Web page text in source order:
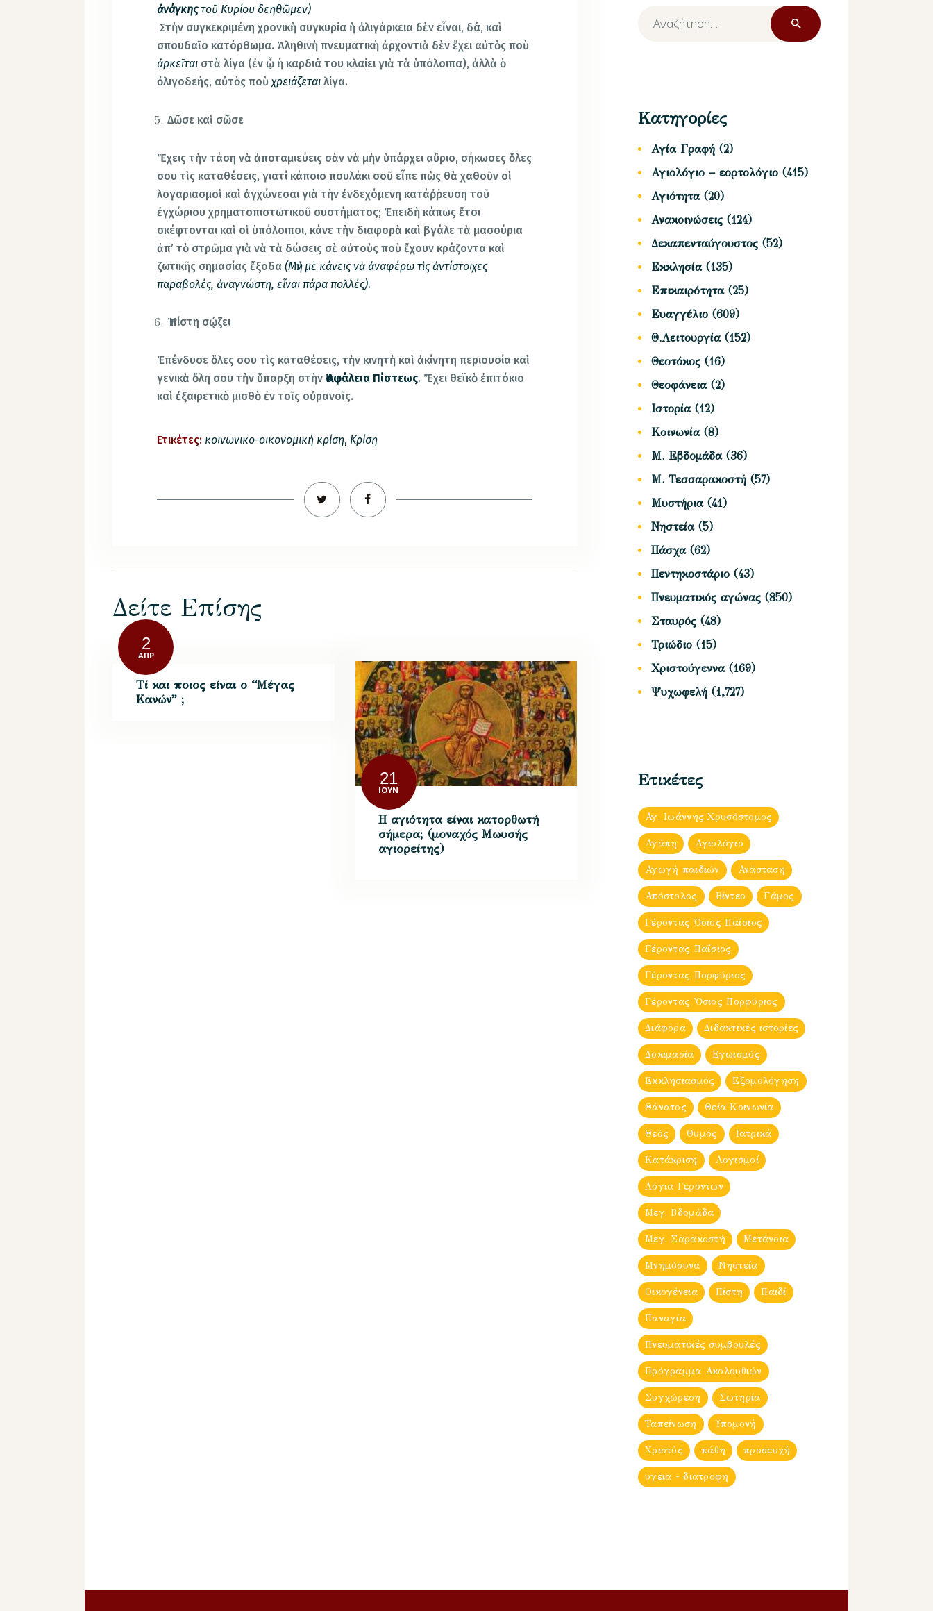
ἀνάγκηςτοῦ Κυρίου δεηθῶμεν)
Στὴν συγκεκριμένη χρονικὴ συγκυρία ἡ ὀλιγάρκεια δὲν εἶναι, δά, καὶ
σπουδαῖο κατόρθωμα. Ἀληθινὴ πνευματικὴ ἀρχοντιὰ δὲν ἔχει αὐτὸς ποὺ
ἀρκεῖται στὰ λίγα (ἐν ᾧ ἡ καρδιά του κλαίει γιὰ τὰ ὑπόλοιπα), ἀλλὰ ὁ
ὀλιγοδεής, αὐτὸς ποὺχρειάζεται λίγα.
Δῶσε καὶ σῶσε
Ἔχεις τὴν τάση νὰ ἀποταμιεύεις σὰν νὰ μὴν ὑπάρχει αὔριο, σήκωσες ὅλες
σου τὶς καταθέσεις, γιατί κάποιο πουλάκι σοῦ εἶπε πὼς θὰ χαθοῦν οἱ
λογαριασμοὶ καὶ ἀγχώνεσαι γιὰ τὴν ἐνδεχόμενη κατάῤῥευση τοῦ
ἐγχώριου χρηματοπιστωτικοῦ συστήματος; Ἐπειδὴ κάπως ἔτσι
σκέφτονται καὶ οἱ ὑπόλοιποι, κάνε τὴν διαφορὰ καὶ βγάλε τὰ μασούρια
ἀπ’ τὸ στρῶμα γιὰ νὰ τὰ δώσεις σὲ αὐτοὺς ποὺ ἔχουν κράζοντα καὶ
ζωτικῆς σημασίας ἔξοδα(Μὴν μὲ κάνεις νὰ ἀναφέρω τὶς ἀντίστοιχες
παραβολές, ἀναγνώστη, εἶναι πάρα πολλές).
Ἡ πίστη σῴζει
Ἐπένδυσε ὅλες σου τὶς καταθέσεις, τὴν κινητὴ καὶ ἀκίνητη περιουσία καὶ
γενικὰ ὅλη σου τὴν ὕπαρξη στὴν Ἀσφάλεια Πίστεως. Ἔχει θεϊκὸ ἐπιτόκιο
καὶ ἐξαιρετικὸ μισθὸ ἐν τοῖς οὐρανοῖς.
Ετικέτες: κοινωνικο-οικονομική κρίση, Κρίση
Δείτε Επίσης
2
ΑΠΡ
Τί και ποιος είναι ο “Μέγας
Κανών” ;
21
ΙΟΎΝ
Η αγιότητα είναι κατορθωτή
σήμερα; (μοναχός Μωυσής
αγιορείτης)
Αναζήτηση
για:
Κατηγορίες
Αγία Γραφή (2)
Αγιολόγιο – εορτολόγιο (415)
Αγιότητα(20)
Ανακοινώσεις (124)
Δεκαπενταύγουστος (52)
Εκκλησία(135)
Επικαιρότητα(25)
Ευαγγέλιο (609)
Θ.Λειτουργία(152)
Θεοτόκος (16)
Θεοφάνεια(2)
Ιστορία(12)
Κοινωνία(8)
Μ. Εβδομάδα(36)
Μ. Τεσσαρακοστή (57)
Μυστήρια(41)
Νηστεία(5)
Πάσχα(62)
Πεντηκοστάριο (43)
Πνευματικός αγώνας (850)
Σταυρός (48)
Τριώδιο (15)
Χριστούγεννα(169)
Ψυχωφελή (1,727)
Ετικέτες
Αγ. Ιωάννης Χρυσόστομος
Αγάπη Αγιολόγιο
Αγωγή παιδιών Ανάσταση
Απόστολος Βίντεο Γάμος
Γέροντας Όσιος Παΐσιος
Γέροντας Παΐσιος
Γέροντας Πορφύριος
Γέροντας Ὀσιος Πορφύριος
Διάφορα Διδακτικές ιστορίες
Δοκιμασία Εγωισμός
Εκκλησιασμός Εξομολόγηση
Θάνατος Θεία Κοινωνία
Θεός Θυμός Ιατρικά
Κατάκριση Λογισμοί
Λόγια Γερόντων
Μεγ. Βδομἀδα
Μεγ. Σαρακοστή Μετάνοια
Μνημόσυνα Νηστεία
Οικογένεια Πίστη Παιδί
Παναγία
Πνευματικές συμβουλές
Πρόγραμμα Ακολουθιών
Συγχώρεση Σωτηρία
Ταπείνωση Υπομονή
Χριστός πάθη προσευχή
υγεια - διατροφη